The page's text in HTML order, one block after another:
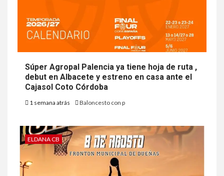
Súper Agropal Palencia ya tiene hoja de ruta ,
debut en Albacete y estreno en casa ante el
Cajasol Coto Córdoba
1 semana atrás Baloncesto con p
ELDANA CB